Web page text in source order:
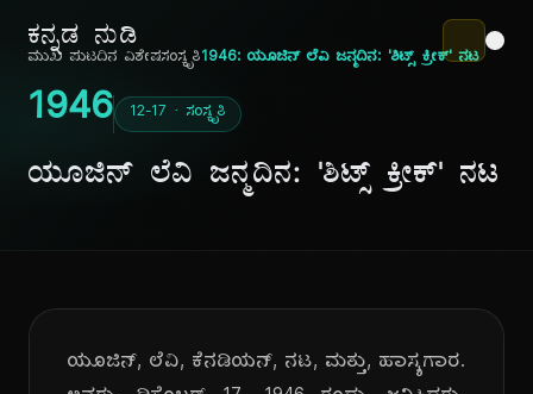
ಕನ್ನಡ ನುಡಿ
ಮುಖ ಪುಟದಿನ ವಿಶೇಷಸಂಸ್ಕೃತಿ1946: ಯೂಜಿನ್ ಲೆವಿ ಜನ್ಮದಿನ: 'ಶಿಟ್ಸ್ ಕ್ರೀಕ್' ನಟ
1946 12-17 · ಸಂಸ್ಕೃತಿ
ಯೂಜಿನ್ ಲೆವಿ ಜನ್ಮದಿನ: 'ಶಿಟ್ಸ್ ಕ್ರೀಕ್' ನಟ
ಯೂಜಿನ್, ಲೆವಿ, ಕೆನಡಿಯನ್, ನಟ, ಮತ್ತು, ಹಾಸ್ಯಗಾರ.